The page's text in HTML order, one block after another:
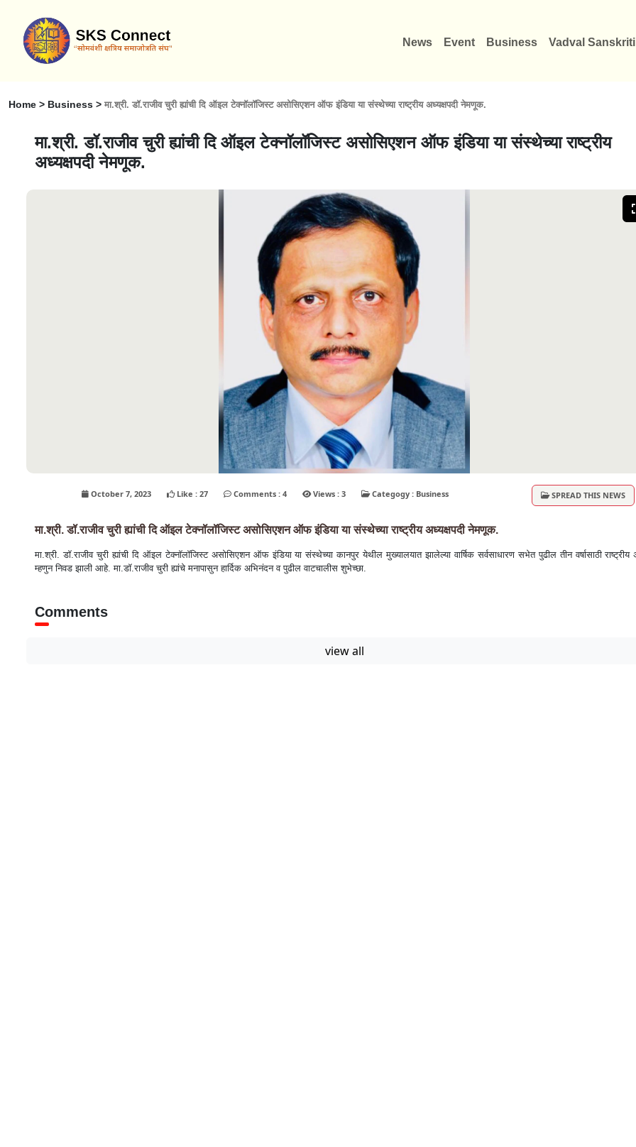
News Event Business Vadval Sanskriti
Home > Business > मा.श्री. डॉ.राजीव चुरी ह्यांची दि ऑइल टेक्नॉलॉजिस्ट असोसिएशन ऑफ इंडिया या संस्थेच्या राष्ट्रीय अध्यक्षपदी नेमणूक.
मा.श्री. डॉ.राजीव चुरी ह्यांची दि ऑइल टेक्नॉलॉजिस्ट असोसिएशन ऑफ इंडिया या संस्थेच्या राष्ट्रीय
अध्यक्षपदी नेमणूक.
October 7, 2023 Like : 27 Comments : 4 Views : 3 Categogy : Business SPREAD THIS NEWS
मा.श्री. डॉ.राजीव चुरी ह्यांची दि ऑइल टेक्नॉलॉजिस्ट असोसिएशन ऑफ इंडिया या संस्थेच्या राष्ट्रीय अध्यक्षपदी नेमणूक.
मा.श्री. डॉ.राजीव चुरी ह्यांची दि ऑइल टेक्नॉलॉजिस्ट असोसिएशन ऑफ इंडिया या संस्थेच्या कानपुर येथील मुख्यालयात झालेल्या वार्षिक सर्वसाधारण सभेत पुढील तीन वर्षासाठी राष्ट्रीय
म्हणुन निवड झाली आहे. मा.डॉ.राजीव चुरी ह्यांचे मनापासुन हार्दिक अभिनंदन व पुढील वाटचालीस शुभेच्छा.
Comments
view all